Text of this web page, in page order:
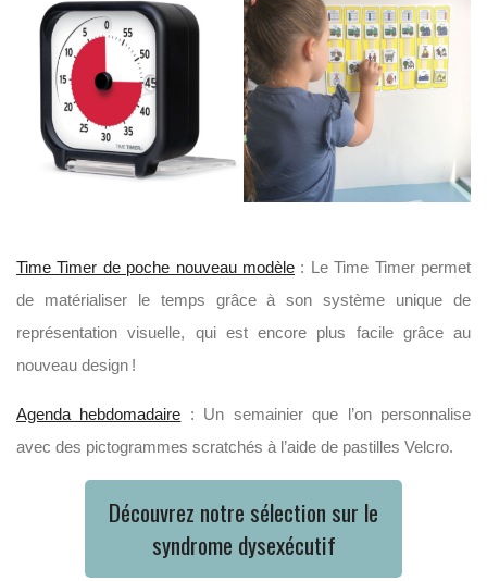
Time Timer de poche nouveau modèle : Le Time Timer permet
de matérialiser le temps grâce à son système unique de
représentation visuelle, qui est encore plus facile grâce au
nouveau design !
Agenda hebdomadaire : Un semainier que l’on personnalise
avec des pictogrammes scratchés à l’aide de pastilles Velcro.
Découvrez notre sélection sur le
syndrome dysexécutif